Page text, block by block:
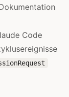
Code